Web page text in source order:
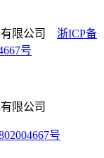
有限公司 浙ICP备
号
限公司
号